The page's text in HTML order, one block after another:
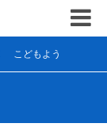
こどもよう